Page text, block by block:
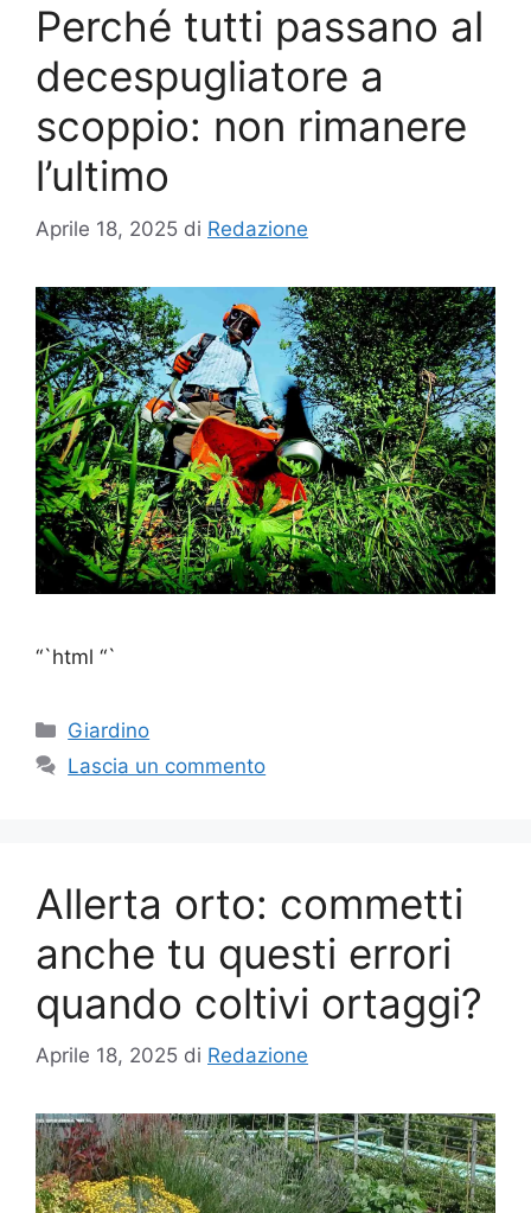
Perché tutti passano al
decespugliatore a
scoppio: non rimanere
l’ultimo
Aprile 18, 2025 di Redazione
“`html “`
Categorie
Giardino
Lascia un commento
Allerta orto: commetti
anche tu questi errori
quando coltivi ortaggi?
Aprile 18, 2025 di Redazione